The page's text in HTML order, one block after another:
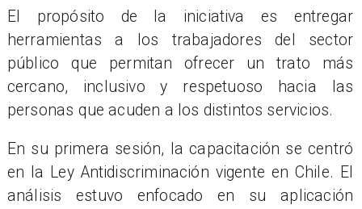
El propósito de la iniciativa es entregar
herramientas a los trabajadores del sector
público que permitan ofrecer un trato más
cercano, inclusivo y respetuoso hacia las
personas que acuden a los distintos servicios.
En su primera sesión, la capacitación se centró
en la Ley Antidiscriminación vigente en Chile. El
análisis estuvo enfocado en su aplicación